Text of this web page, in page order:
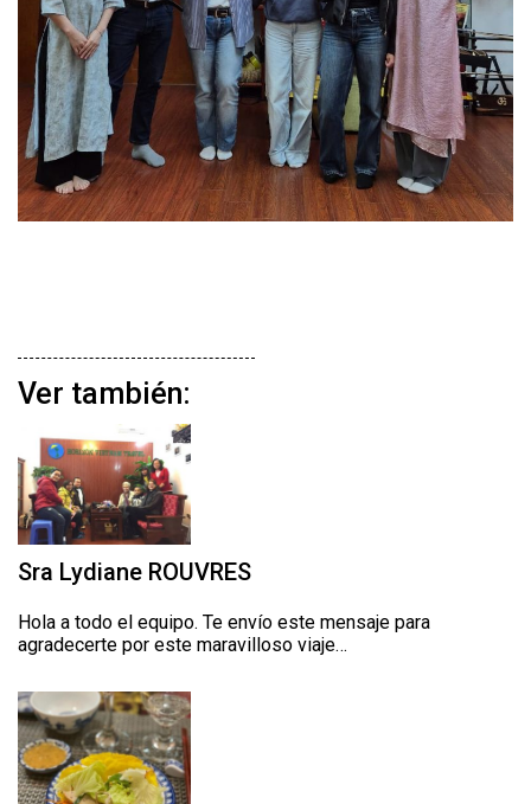
Ver también:
Sra Lydiane ROUVRES
Hola a todo el equipo. Te envío este mensaje para
agradecerte por este maravilloso viaje…